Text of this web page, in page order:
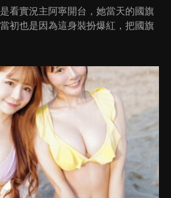
看實況主阿寧開台，她當天的國旗
初也是因為這身裝扮爆紅，把國旗